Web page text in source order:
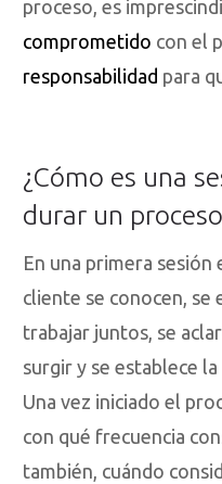
proceso, es
comprometido con el
responsabilidad para
¿Cómo es una
durar un
En una primera sesión
cliente se conocen, se
trabajar juntos, se
surgir y se establece
Una vez iniciado el
con qué frecuencia
también, cuándo